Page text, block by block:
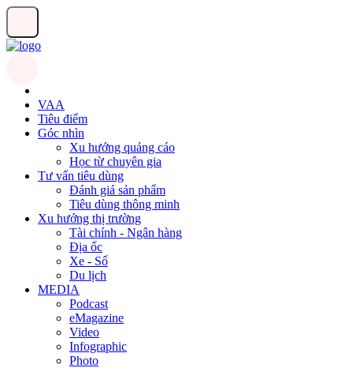
VAA
Tiêu điểm
Góc nhìn
Xu hướng quảng cáo
Học từ chuyên gia
Tư vấn tiêu dùng
Đánh giá sản phẩm
Tiêu dùng thông minh
Xu hướng thị trường
Tài chính - Ngân hàng
Địa ốc
Xe - Số
Du lịch
MEDIA
Podcast
eMagazine
Video
Infographic
Photo